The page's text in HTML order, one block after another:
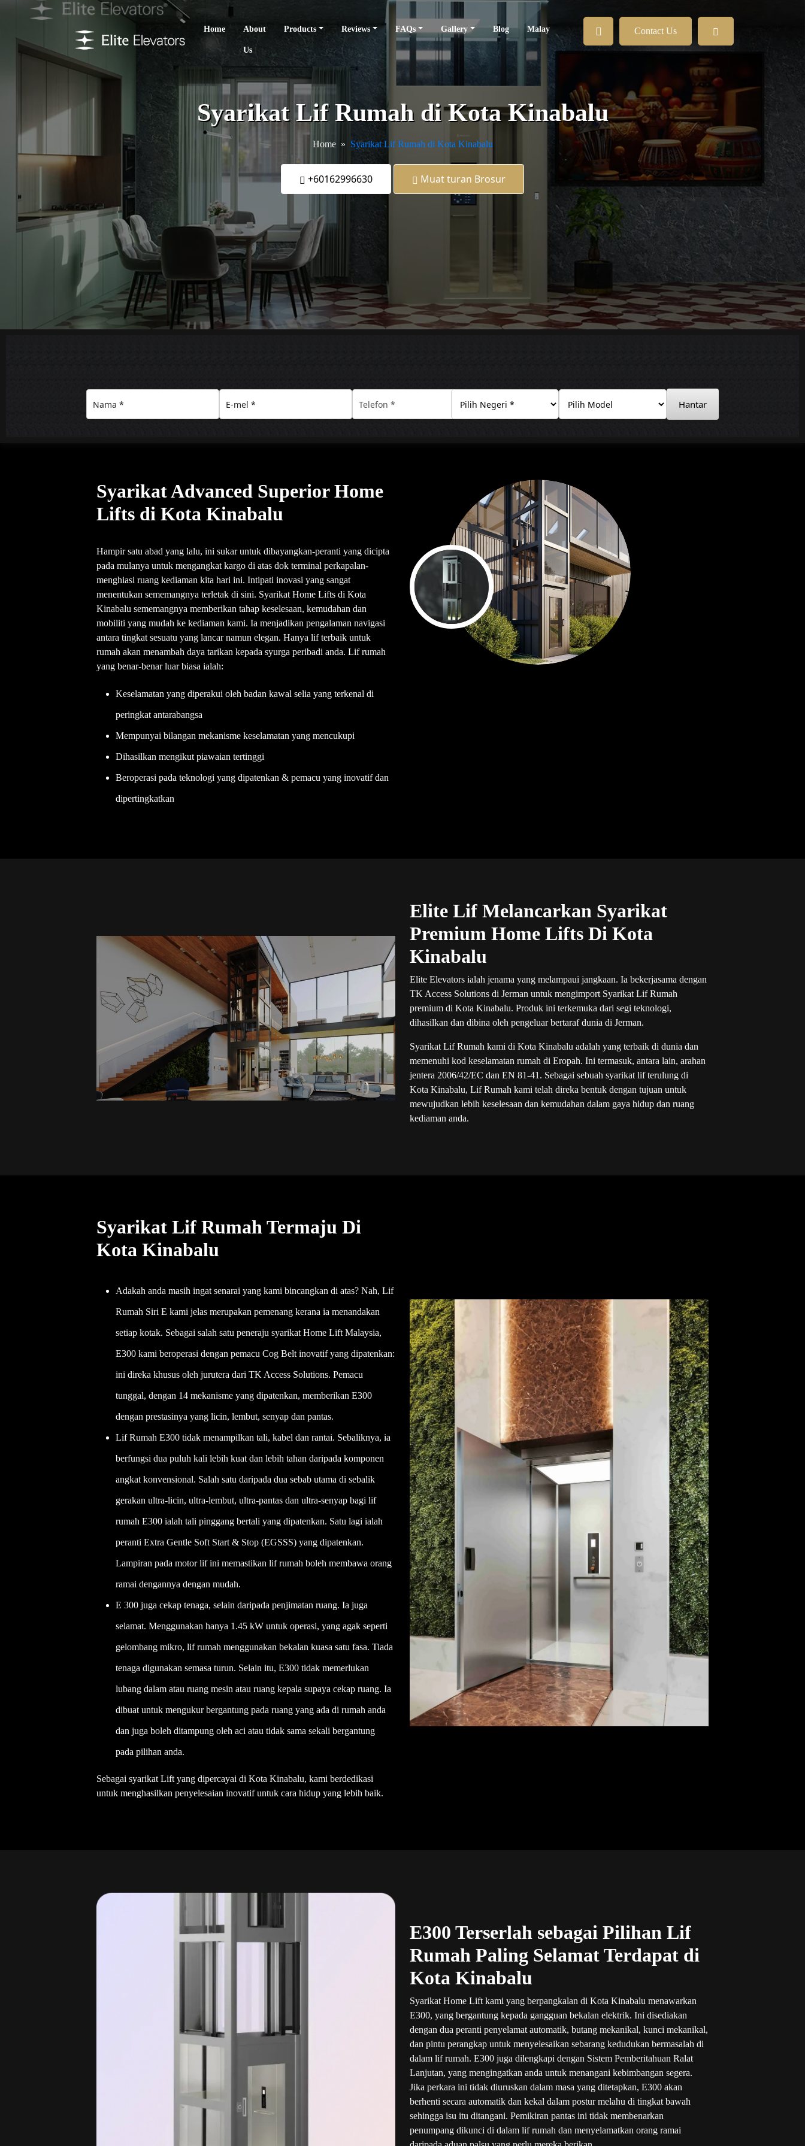
Home About
Us
Products Reviews FAQs Gallery Blog Malay Contact Us
Syarikat Lif Rumah di Kota Kinabalu
Home Syarikat Lif Rumah di Kota Kinabalu
+60162996630 Muat turan Brosur
Hantar
Syarikat Advanced Superior Home
Lifts di Kota Kinabalu
Hampir satu abad yang lalu, ini sukar untuk dibayangkan-peranti yang dicipta
pada mulanya untuk mengangkat kargo di atas dok terminal perkapalan-
menghiasi ruang kediaman kita hari ini. Intipati inovasi yang sangat
menentukan sememangnya terletak di sini. Syarikat Home Lifts di Kota
Kinabalu sememangnya memberikan tahap keselesaan, kemudahan dan
mobiliti yang mudah ke kediaman kami. Ia menjadikan pengalaman navigasi
antara tingkat sesuatu yang lancar namun elegan. Hanya lif terbaik untuk
rumah akan menambah daya tarikan kepada syurga peribadi anda. Lif rumah
yang benar-benar luar biasa ialah:
Keselamatan yang diperakui oleh badan kawal selia yang terkenal di
peringkat antarabangsa
Mempunyai bilangan mekanisme keselamatan yang mencukupi
Dihasilkan mengikut piawaian tertinggi
Beroperasi pada teknologi yang dipatenkan & pemacu yang inovatif dan
dipertingkatkan
Elite Lif Melancarkan Syarikat
Premium Home Lifts Di Kota
Kinabalu
Elite Elevators ialah jenama yang melampaui jangkaan. Ia bekerjasama dengan
TK Access Solutions di Jerman untuk mengimport Syarikat Lif Rumah
premium di Kota Kinabalu. Produk ini terkemuka dari segi teknologi,
dihasilkan dan dibina oleh pengeluar bertaraf dunia di Jerman.
Syarikat Lif Rumah kami di Kota Kinabalu adalah yang terbaik di dunia dan
memenuhi kod keselamatan rumah di Eropah. Ini termasuk, antara lain, arahan
jentera 2006/42/EC dan EN 81-41. Sebagai sebuah syarikat lif terulung di
Kota Kinabalu, Lif Rumah kami telah direka bentuk dengan tujuan untuk
mewujudkan lebih keselesaan dan kemudahan dalam gaya hidup dan ruang
kediaman anda.
Syarikat Lif Rumah Termaju Di
Kota Kinabalu
Adakah anda masih ingat senarai yang kami bincangkan di atas? Nah, Lif
Rumah Siri E kami jelas merupakan pemenang kerana ia menandakan
setiap kotak. Sebagai salah satu peneraju syarikat Home Lift Malaysia,
E300 kami beroperasi dengan pemacu Cog Belt inovatif yang dipatenkan:
ini direka khusus oleh jurutera dari TK Access Solutions. Pemacu
tunggal, dengan 14 mekanisme yang dipatenkan, memberikan E300
dengan prestasinya yang licin, lembut, senyap dan pantas.
Lif Rumah E300 tidak menampilkan tali, kabel dan rantai. Sebaliknya, ia
berfungsi dua puluh kali lebih kuat dan lebih tahan daripada komponen
angkat konvensional. Salah satu daripada dua sebab utama di sebalik
gerakan ultra-licin, ultra-lembut, ultra-pantas dan ultra-senyap bagi lif
rumah E300 ialah tali pinggang bertali yang dipatenkan. Satu lagi ialah
peranti Extra Gentle Soft Start & Stop (EGSSS) yang dipatenkan.
Lampiran pada motor lif ini memastikan lif rumah boleh membawa orang
ramai dengannya dengan mudah.
E 300 juga cekap tenaga, selain daripada penjimatan ruang. Ia juga
selamat. Menggunakan hanya 1.45 kW untuk operasi, yang agak seperti
gelombang mikro, lif rumah menggunakan bekalan kuasa satu fasa. Tiada
tenaga digunakan semasa turun. Selain itu, E300 tidak memerlukan
lubang dalam atau ruang mesin atau ruang kepala supaya cekap ruang. Ia
dibuat untuk mengukur bergantung pada ruang yang ada di rumah anda
dan juga boleh ditampung oleh aci atau tidak sama sekali bergantung
pada pilihan anda.
Sebagai syarikat Lift yang dipercayai di Kota Kinabalu, kami berdedikasi
untuk menghasilkan penyelesaian inovatif untuk cara hidup yang lebih baik.
E300 Terserlah sebagai Pilihan Lif
Rumah Paling Selamat Terdapat di
Kota Kinabalu
Syarikat Home Lift kami yang berpangkalan di Kota Kinabalu menawarkan
E300, yang bergantung kepada gangguan bekalan elektrik. Ini disediakan
dengan dua peranti penyelamat automatik, butang mekanikal, kunci mekanikal,
dan pintu perangkap untuk menyelesaikan sebarang kedudukan bermasalah di
dalam lif rumah. E300 juga dilengkapi dengan Sistem Pemberitahuan Ralat
Lanjutan, yang mengingatkan anda untuk menangani kebimbangan segera.
Jika perkara ini tidak diuruskan dalam masa yang ditetapkan, E300 akan
berhenti secara automatik dan kekal dalam postur melahu di tingkat bawah
sehingga isu itu ditangani. Pemikiran pantas ini tidak membenarkan
penumpang dikunci di dalam lif rumah dan menyelamatkan orang ramai